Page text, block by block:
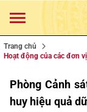
Trang chủ
Hoạt động của các đơn
Phòng Cảnh
huy hiệu quả